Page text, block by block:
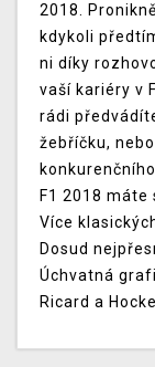
2018.
kdykoli
ni díky
vaší kariéry v
rádi
žebříčku,
F1 2018 máte
Více
Dosud
Úchvatná
Ricard a